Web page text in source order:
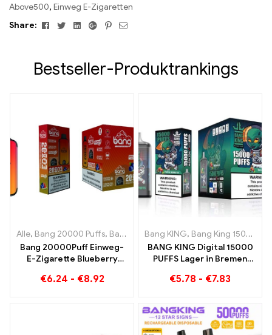
Above500, Einweg E-Zigaretten
Share:
FacebookTwitterLinkedinGoogle+Pinterest
Email
Bestseller-Produktrankings
Alle, Bang 20000 Puffs, Bang KING ,Einweg E-Zigaretten,
Bang 20000Puff Einweg-
E-Zigarette Blueberry
und Dual Mesh
€6.24 - €8.92
Bang KING, Bang King 15000 Puffs
BANG KING Digital 15000
PUFFS Lager in Bremen
Genuss
€5.78 - €7.83